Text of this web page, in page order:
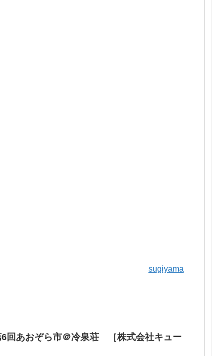
sugiyama
6回あおぞら市＠冷泉荘 ［株式会社キュー